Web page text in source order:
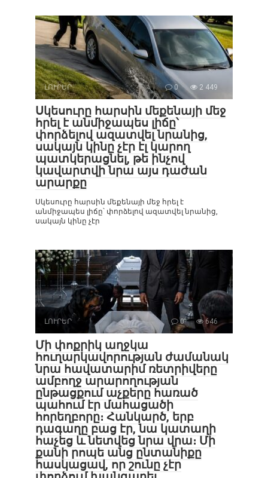
ԼՈՒՐԵՐ 0 2 449
Սկեսուրը հարսին մեքենայի մեջ
հրել է անմիջապես լիճը՝
փորձելով ազատվել նրանից,
սակայն կինը չէր էլ կարող
պատկերացնել, թե ինչով
կավարտվի նրա այս դաժան
արարքը
Սկեսուրը հարսին մեքենայի մեջ հրել է
անմիջապես լիճը՝ փորձելով ազատվել նրանից,
սակայն կինը չէր
ԼՈՒՐԵՐ 0 646
Մի փոքրիկ աղջկա
հուղարկավորության ժամանակ
նրա հավատարիմ ռետրիվերը
ամբողջ արարողության
ընթացքում աչքերը հառած
պահում էր մահացածի
հորեղբորը։ Հանկարծ, երբ
դագաղը բաց էր, նա կատաղի
հաչեց և նետվեց նրա վրա։ Մի
քանի րոպե անց ընտանիքը
հասկացավ, որ շունը չէր